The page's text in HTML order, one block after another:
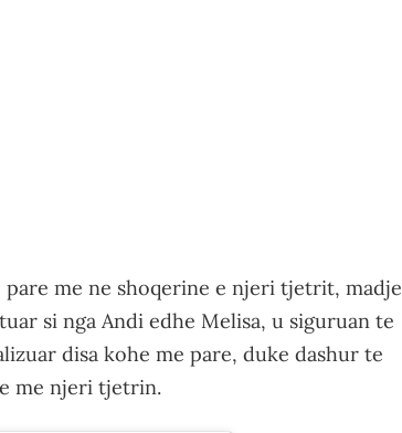
me ne shoqerine e njeri tjetrit, madje
si nga Andi edhe Melisa, u siguruan te
disa kohe me pare, duke dashur te
me njeri tjetrin.